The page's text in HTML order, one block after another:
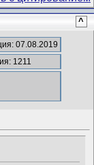
^
07.08.2019
1211